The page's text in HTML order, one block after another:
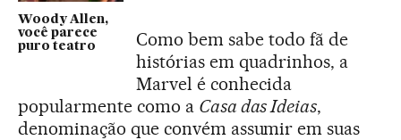
Woody Allen,
você parece
puro teatro
Como bem sabe todo fã de
histórias em quadrinhos, a
Marvel é conhecida
popularmente como a Casa das Ideias,
denominação que convém assumir em suas